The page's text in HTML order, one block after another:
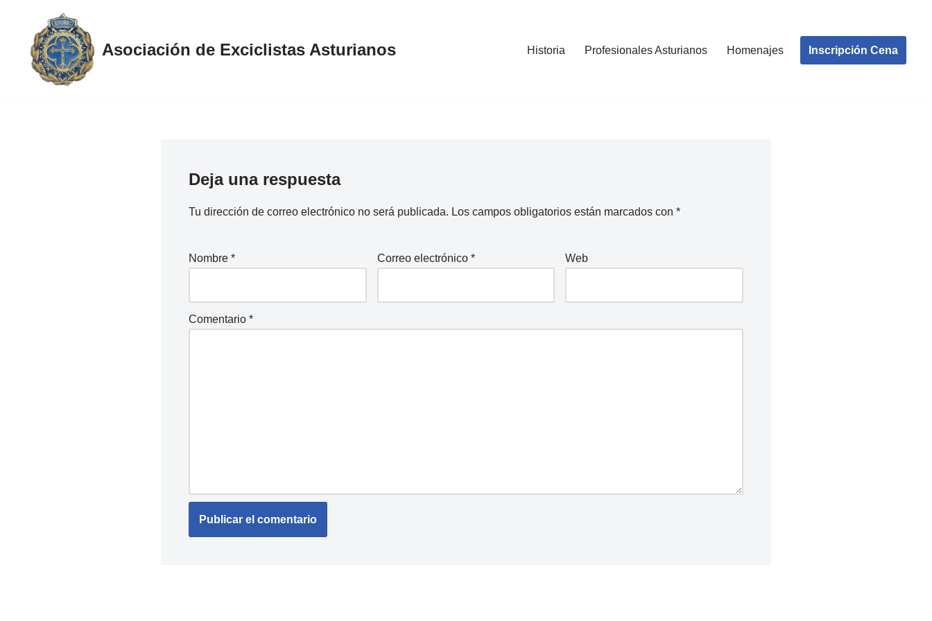
Saltar
contenido
Asociación de Exciclistas Asturianos Historia Profesionales Asturianos Homenajes Inscripción Cena
Deja una respuesta
Tu dirección de correo electrónico no será publicada. Los campos obligatorios están marcados con *
Nombre * Correo electrónico * Web
Comentario *